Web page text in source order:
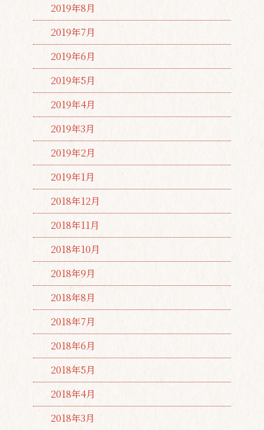
2019年8月
2019年7月
2019年6月
2019年5月
2019年4月
2019年3月
2019年2月
2019年1月
2018年12月
2018年11月
2018年10月
2018年9月
2018年8月
2018年7月
2018年6月
2018年5月
2018年4月
2018年3月